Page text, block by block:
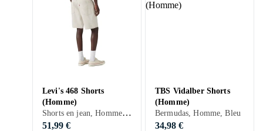
Levi's 468 Shorts
(Homme)
Shorts en jean, Homme, Entraînement & Fitness, Noir, Bleu, Beige
51,99 €
TBS Vidalber Shorts
(Homme)
Bermudas, Homme, Bleu
34,98 €